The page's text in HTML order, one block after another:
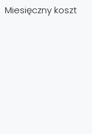
Miesięczny koszt